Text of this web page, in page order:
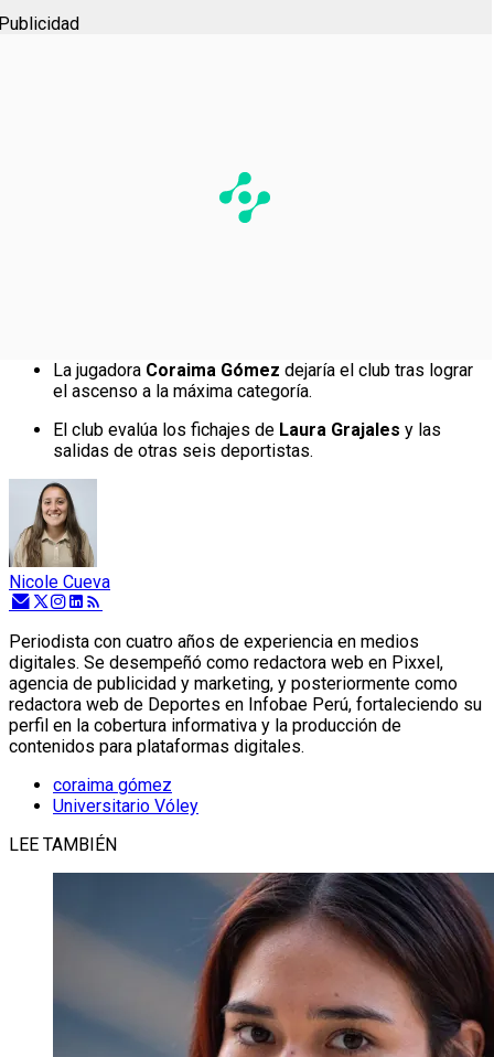
La jugadora Coraima Gómez dejaría el club tras lograr
el ascenso a la máxima categoría.
El club evalúa los fichajes de Laura Grajales y las
salidas de otras seis deportistas.
Nicole Cueva
Periodista con cuatro años de experiencia en medios
digitales. Se desempeñó como redactora web en Pixxel,
agencia de publicidad y marketing, y posteriormente como
redactora web de Deportes en Infobae Perú, fortaleciendo su
perfil en la cobertura informativa y la producción de
contenidos para plataformas digitales.
coraima gómez
Universitario Vóley
LEE TAMBIÉN